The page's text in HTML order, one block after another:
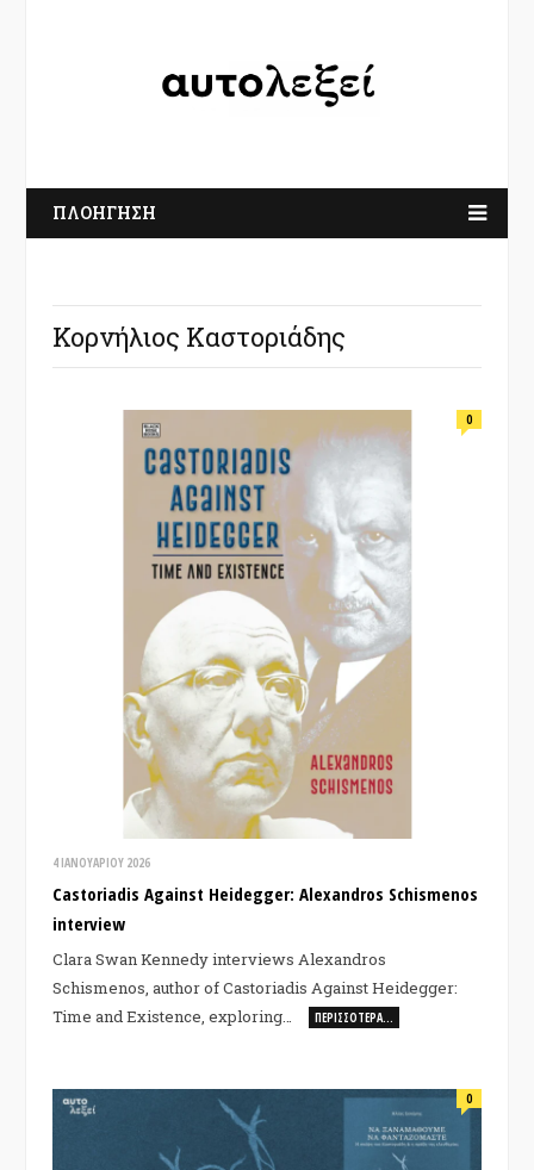
ΠΛΟΗΓΗΣΗ
Κορνήλιος Καστοριάδης
4 ΙΑΝΟΥΑΡΊΟΥ 2026
0
Castoriadis Against Heidegger: Alexandros Schismenos
interview
Clara Swan Kennedy interviews Alexandros
Schismenos, author of Castoriadis Against Heidegger:
Time and Existence, exploring…
ΠΕΡΙΣΣΌΤΕΡΑ…
0